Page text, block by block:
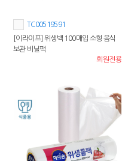
TC00519591
[이라이프] 위생백 100매입 소형 음식
보관 비닐팩
회원전용